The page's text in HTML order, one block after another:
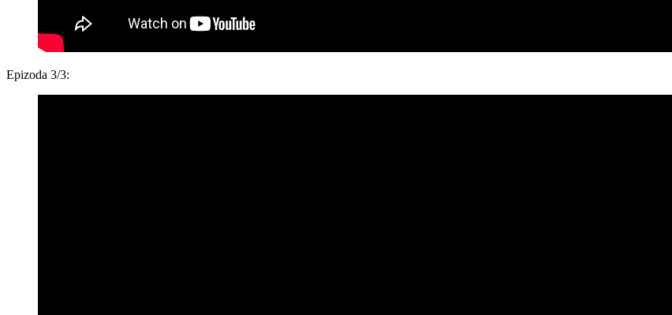
Epizoda 3/3: